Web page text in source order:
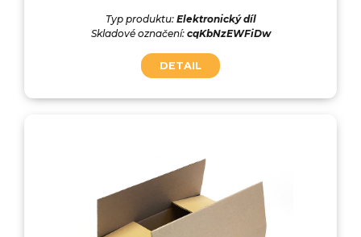
Typ produktu: Elektronický díl
Skladové označení: cqKbNzEWFiDw
DETAIL